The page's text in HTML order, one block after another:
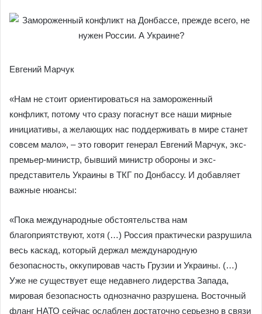
Евгений Марчук
«Нам не стоит ориентироваться на замороженный
конфликт, потому что сразу погаснут все наши мирные
инициативы, а желающих нас поддерживать в мире станет
совсем мало», – это говорит генерал Евгений Марчук, экс-
премьер-министр, бывший министр обороны и экс-
представитель Украины в ТКГ по Донбассу. И добавляет
важные нюансы:
«Пока международные обстоятельства нам
благоприятствуют, хотя (…) Россия практически разрушила
весь каскад, который держал международную
безопасность, оккупировав часть Грузии и Украины. (…)
Уже не существует еще недавнего лидерства Запада,
мировая безопасность однозначно разрушена. Восточный
фланг НАТО сейчас ослаблен достаточно серьезно в связи